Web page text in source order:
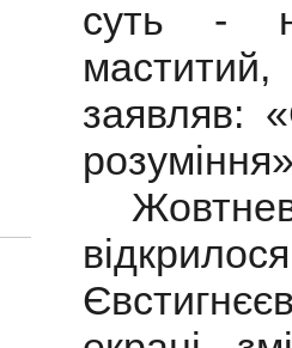
суть -
заявляв: